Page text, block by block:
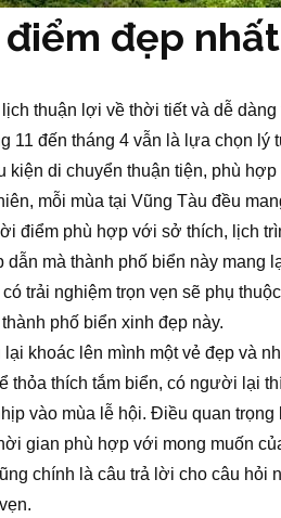
đẹp
thuận lợi về thời tiết và dễ
11 đến tháng 4 vẫn là lựa chọn
kiện di chuyển thuận tiện, phù
mỗi mùa tại Vũng Tàu đều
điểm phù hợp với sở thích, lịch
mà thành phố biển này mang
trải nghiệm trọn vẹn sẽ phụ
phố biển xinh đẹp này.
khoác lên mình một vẻ đẹp và
thỏa thích tắm biển, có người lại
vào mùa lễ hội. Điều quan
gian phù hợp với mong muốn
chính là câu trả lời cho câu hỏi